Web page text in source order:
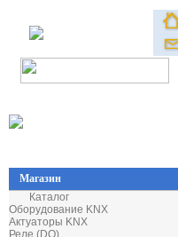
Магазин
Каталог
Оборудование KNX
Актуаторы KNX
Реле (DO)